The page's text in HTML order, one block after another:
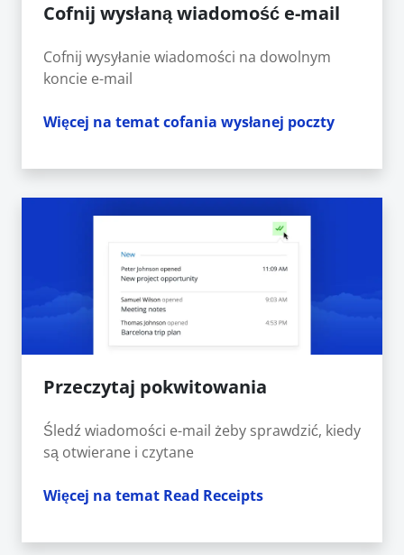
Cofnij wysłaną wiadomość e-mail
Cofnij wysyłanie wiadomości na dowolnym
koncie e-mail
Więcej na temat cofania wysłanej poczty
Przeczytaj pokwitowania
Śledź wiadomości e-mail żeby sprawdzić, kiedy
są otwierane i czytane
Więcej na temat Read Receipts